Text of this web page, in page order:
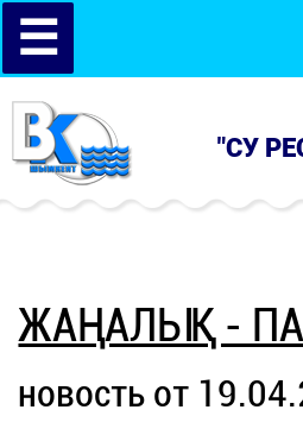
☰
"СУ
ЖАҢАЛЫҚ -
новость от